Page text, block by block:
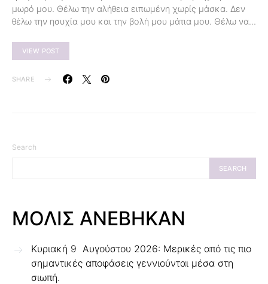
μωρό μου. Θέλω την αλήθεια ειπωμένη χωρίς μάσκα. Δεν
θέλω την ησυχία μου και την βολή μου μάτια μου. Θέλω να…
VIEW POST
SHARE
Search
SEARCH
ΜΟΛΙΣ ΑΝΕΒΗΚΑΝ
Κυριακή 9 Αυγούστου 2026: Μερικές από τις πιο
σημαντικές αποφάσεις γεννιούνται μέσα στη
σιωπή.